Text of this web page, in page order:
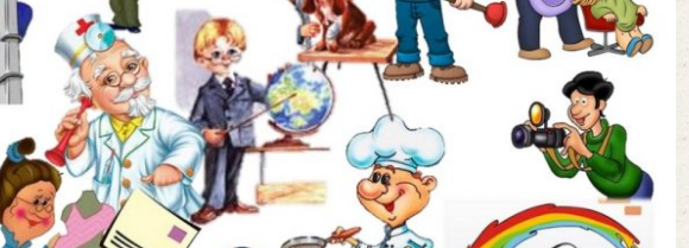
Клегг, Д. Месси против Роналду.
Противостояние XXI века. —
Москва, 2024. — 457, [2] с.